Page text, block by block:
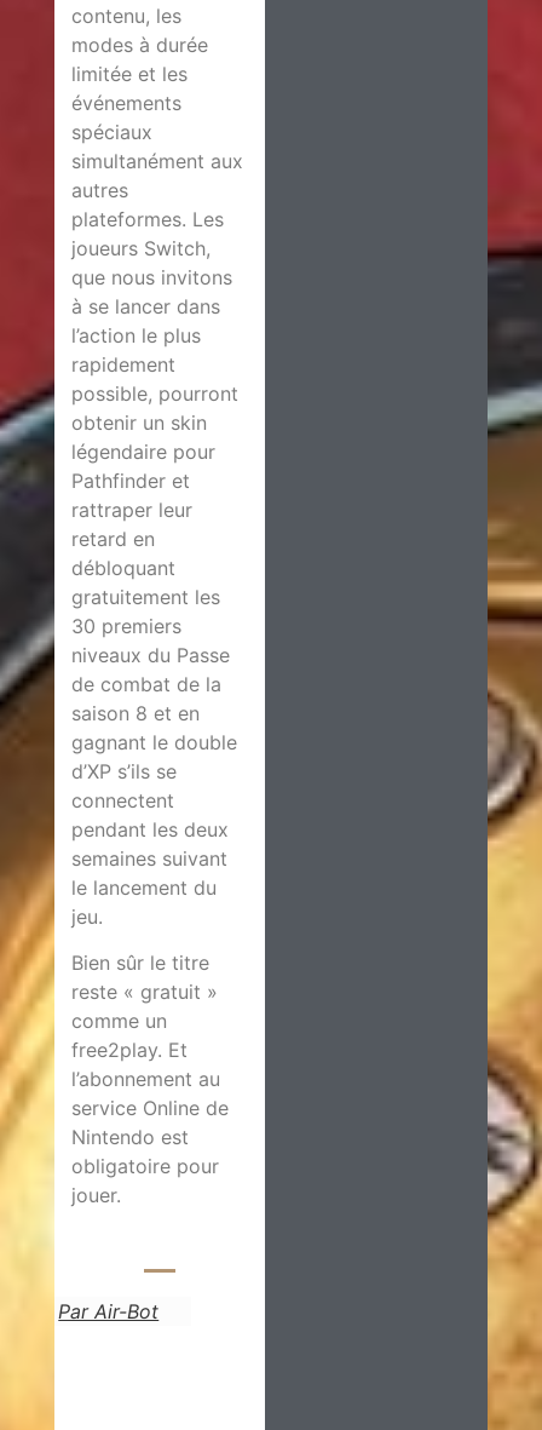
contenu, les
modes à durée
limitée et les
événements
spéciaux
simultanément aux
autres
plateformes. Les
joueurs Switch,
que nous invitons
à se lancer dans
l’action le plus
rapidement
possible, pourront
obtenir un skin
légendaire pour
Pathfinder et
rattraper leur
retard en
débloquant
gratuitement les
30 premiers
niveaux du Passe
de combat de la
saison 8 et en
gagnant le double
d’XP s’ils se
connectent
pendant les deux
semaines suivant
le lancement du
jeu.
Bien sûr le titre
reste « gratuit »
comme un
free2play. Et
l’abonnement au
service Online de
Nintendo est
obligatoire pour
jouer.
Par Air-Bot